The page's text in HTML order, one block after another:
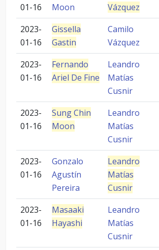
01-16
Moon
Vázquez
2023-
01-16
Gissella
Gastin
Camilo
Vázquez
2023-
01-16
Fernando
Ariel De Fine
Leandro
Matías
Cusnir
2023-
01-16
Sung Chin
Moon
Leandro
Matías
Cusnir
2023-
01-16
Gonzalo
Agustín
Pereira
Leandro
Matías
Cusnir
2023-
01-16
Masaaki
Hayashi
Leandro
Matías
Cusnir